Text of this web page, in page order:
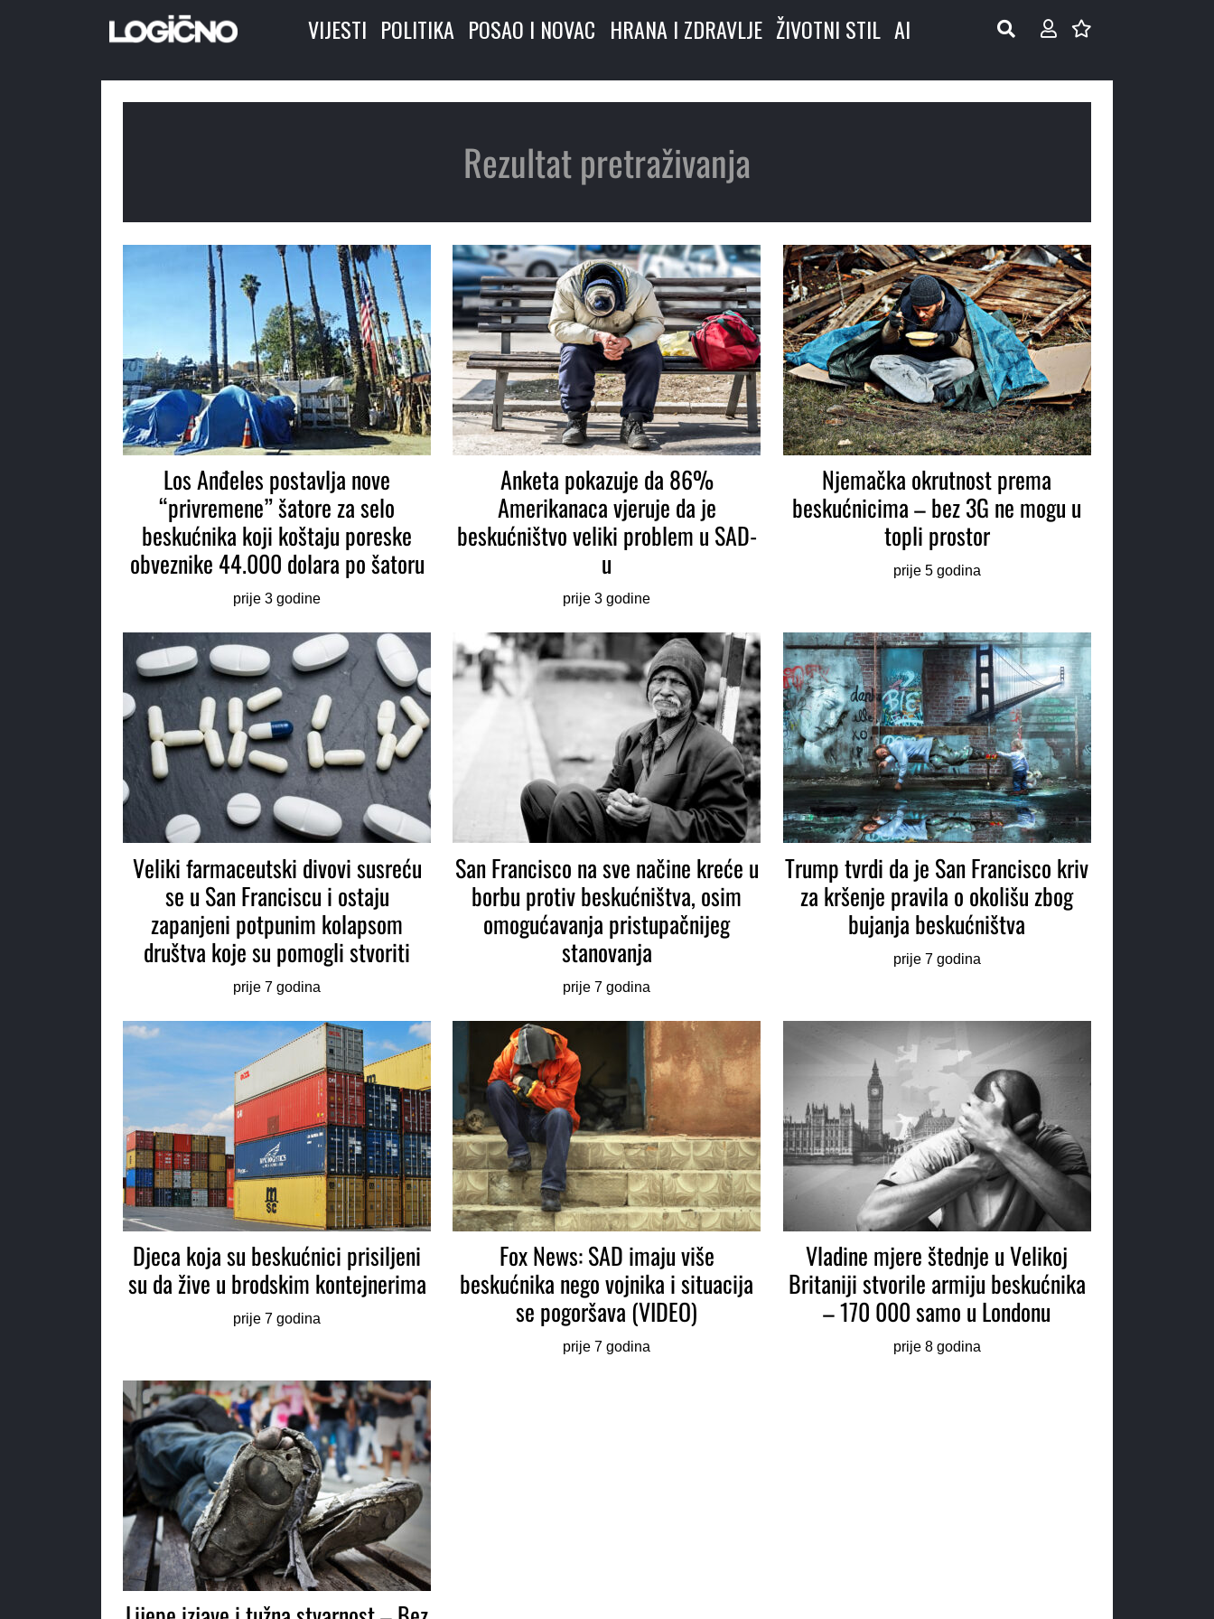
VIJESTI POLITIKA POSAO I NOVAC HRANA I ZDRAVLJE ŽIVOTNI STIL AI
Rezultat pretraživanja
Los Anđeles postavlja nove
“privremene” šatore za selo
beskućnika koji koštaju poreske
obveznike 44.000 dolara po šatoru
prije 3 godine
Anketa pokazuje da 86%
Amerikanaca vjeruje da je
beskućništvo veliki problem u SAD-
u
prije 3 godine
Njemačka okrutnost prema
beskućnicima – bez 3G ne mogu u
topli prostor
prije 5 godina
Veliki farmaceutski divovi susreću
se u San Franciscu i ostaju
zapanjeni potpunim kolapsom
društva koje su pomogli stvoriti
prije 7 godina
San Francisco na sve načine kreće u
borbu protiv beskućništva, osim
omogućavanja pristupačnijeg
stanovanja
prije 7 godina
Trump tvrdi da je San Francisco kriv
za kršenje pravila o okolišu zbog
bujanja beskućništva
prije 7 godina
Djeca koja su beskućnici prisiljeni
su da žive u brodskim kontejnerima
prije 7 godina
Fox News: SAD imaju više
beskućnika nego vojnika i situacija
se pogoršava (VIDEO)
prije 7 godina
Vladine mjere štednje u Velikoj
Britaniji stvorile armiju beskućnika
– 170 000 samo u Londonu
prije 8 godina